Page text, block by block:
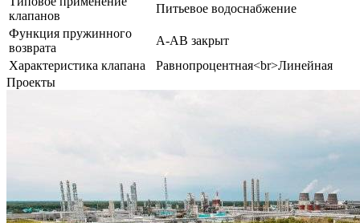
клапанов
Питьевое водоснабжение
Функция пружинного
возврата
A-AB закрыт
Характеристика клапана
Равнопроцентная<br>Линейная
Проекты